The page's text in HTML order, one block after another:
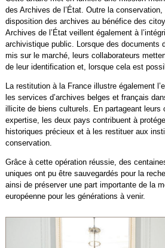
des Archives de l’État. Outre la
disposition des archives au bénéfice des
Archives de l’État veillent également à
archivistique public. Lorsque des documents
mis sur le marché, leurs collaborateurs
de leur identification et, lorsque cela est
La restitution à la France illustre également
les services d’archives belges et français
illicite de biens culturels. En partageant leurs
expertise, les deux pays contribuent à
historiques précieux et à les restituer aux
conservation.
Grâce à cette opération réussie, des
uniques ont pu être sauvegardés pour la
ainsi de préserver une part importante de la
européenne pour les générations à venir.